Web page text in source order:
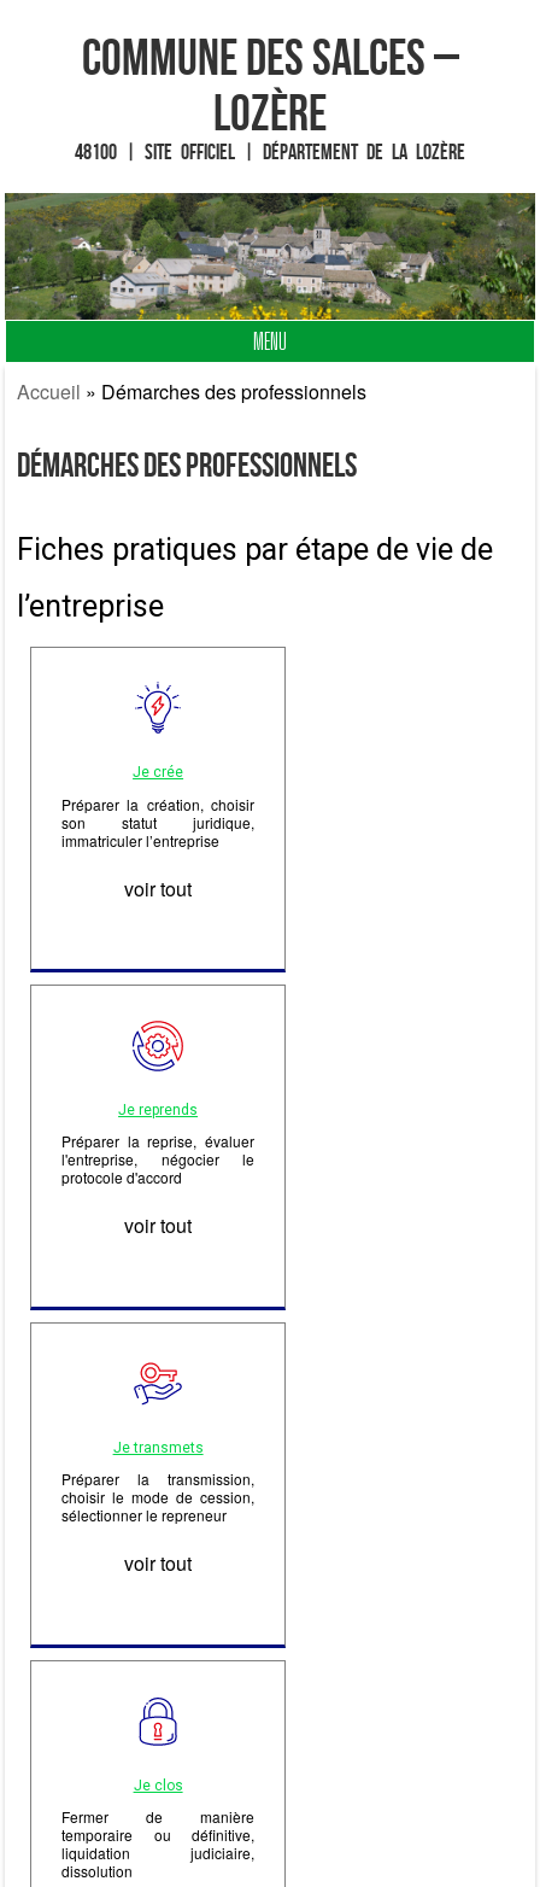
Commune des Salces –
Lozère
48100 | Site officiel | Département de la Lozère
MENU
Fin du contenu
Accueil » Démarches des professionnels
Démarches des professionnels
Fiches pratiques par étape de vie de
l’entreprise
Je crée
Préparer la création, choisir
son statut juridique,
immatriculer l’entreprise
voir tout
Je reprends
Préparer la reprise, évaluer
l'entreprise, négocier le
protocole d'accord
voir tout
Je transmets
Préparer la transmission,
choisir le mode de cession,
sélectionner le repreneur
voir tout
Je clos
Fermer de manière
temporaire ou définitive,
liquidation judiciaire,
dissolution